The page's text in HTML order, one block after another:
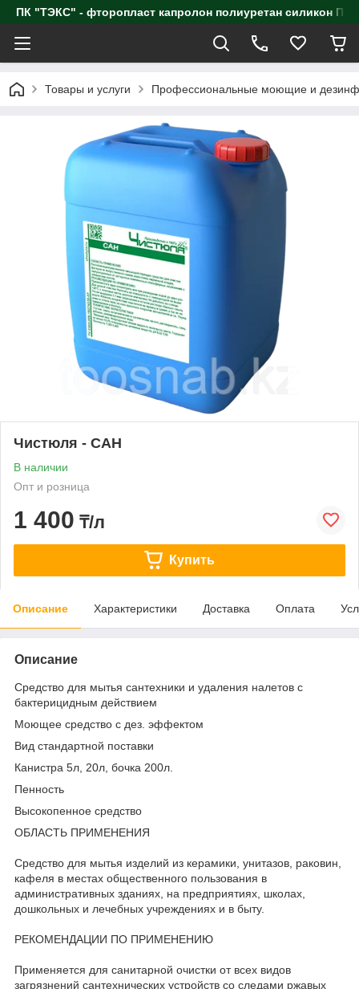
ПК "ТЭКС" - фторопласт капролон полиуретан
Товары и услуги Профессиональные моющие и
Чистюля - САН
В наличии
Опт и розница
1 400 ₸/л
Купить
Описание Характеристики Доставка Оплата
Описание
Средство для мытья сантехники и удаления налетов с
бактерицидным действием
Моющее средство с дез. эффектом
Вид стандартной поставки
Канистра 5л, 20л, бочка 200л.
Пенность
Высокопенное средство
ОБЛАСТЬ ПРИМЕНЕНИЯ
Средство для мытья изделий из керамики, унитазов, раковин,
кафеля в местах общественного пользования в
административных зданиях, на предприятиях, школах,
дошкольных и лечебных учреждениях и в быту.
РЕКОМЕНДАЦИИ ПО ПРИМЕНЕНИЮ
Применяется для санитарной очистки от всех видов
загрязнений сантехнических устройств со следами ржавых